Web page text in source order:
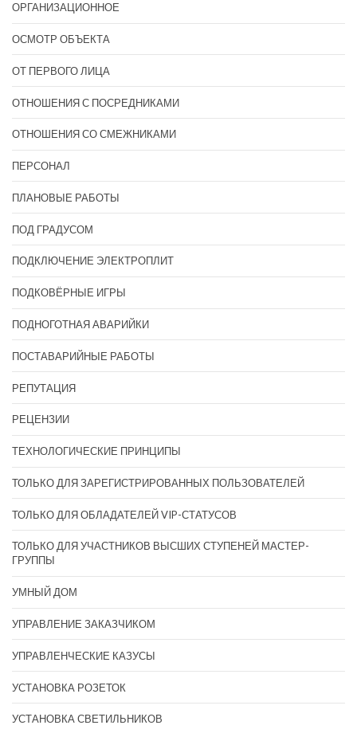
ОРГАНИЗАЦИОННОЕ
ОСМОТР ОБЪЕКТА
ОТ ПЕРВОГО ЛИЦА
ОТНОШЕНИЯ С ПОСРЕДНИКАМИ
ОТНОШЕНИЯ СО СМЕЖНИКАМИ
ПЕРСОНАЛ
ПЛАНОВЫЕ РАБОТЫ
ПОД ГРАДУСОМ
ПОДКЛЮЧЕНИЕ ЭЛЕКТРОПЛИТ
ПОДКОВЁРНЫЕ ИГРЫ
ПОДНОГОТНАЯ АВАРИЙКИ
ПОСТАВАРИЙНЫЕ РАБОТЫ
РЕПУТАЦИЯ
РЕЦЕНЗИИ
ТЕХНОЛОГИЧЕСКИЕ ПРИНЦИПЫ
ТОЛЬКО ДЛЯ ЗАРЕГИСТРИРОВАННЫХ ПОЛЬЗОВАТЕЛЕЙ
ТОЛЬКО ДЛЯ ОБЛАДАТЕЛЕЙ VIP-СТАТУСОВ
ТОЛЬКО ДЛЯ УЧАСТНИКОВ ВЫСШИХ СТУПЕНЕЙ МАСТЕР-
ГРУППЫ
УМНЫЙ ДОМ
УПРАВЛЕНИЕ ЗАКАЗЧИКОМ
УПРАВЛЕНЧЕСКИЕ КАЗУСЫ
УСТАНОВКА РОЗЕТОК
УСТАНОВКА СВЕТИЛЬНИКОВ